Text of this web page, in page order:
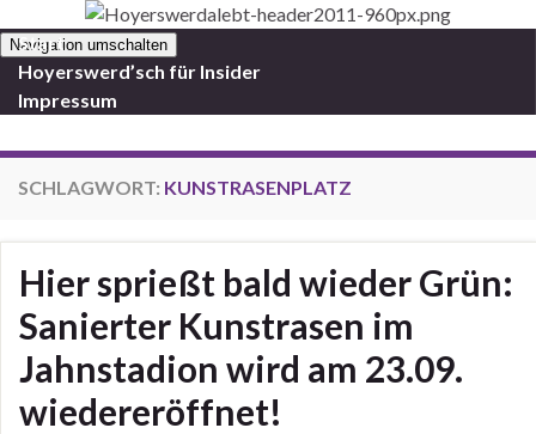
Navigation umschalten
Start
Hoyerswerd’sch für Insider
Impressum
SCHLAGWORT: KUNSTRASENPLATZ
Hier sprießt bald wieder Grün:
Sanierter Kunstrasen im
Jahnstadion wird am 23.09.
wiedereröffnet!